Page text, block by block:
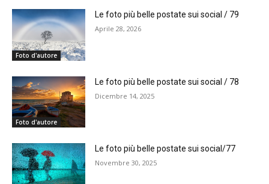
Foto d'autore
Le foto più belle postate sui social / 79
Aprile 28, 2026
Foto d'autore
Le foto più belle postate sui social / 78
Dicembre 14, 2025
Le foto più belle postate sui social/77
Novembre 30, 2025